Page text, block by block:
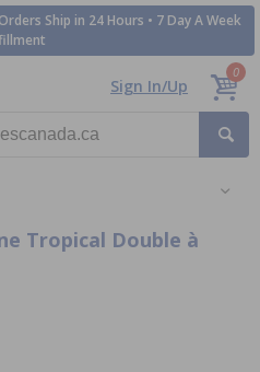
Ship in 24 Hours • 7 Day A Week
Sign In/Up
0
Tropical Double à